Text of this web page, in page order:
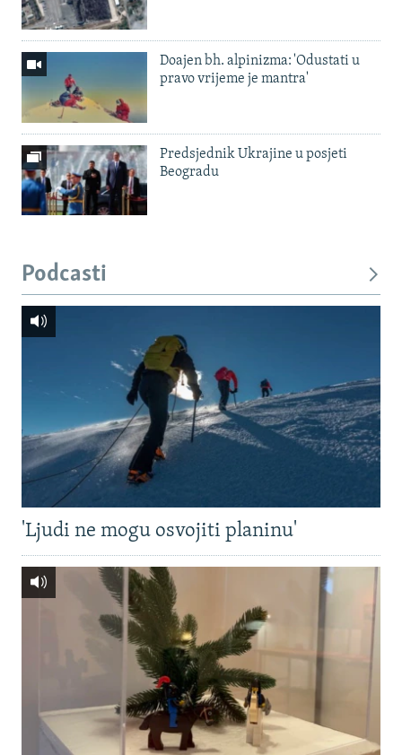
Doajen bh. alpinizma: 'Odustati u
pravo vrijeme je mantra'
Predsjednik Ukrajine u posjeti
Beogradu
Podcasti
'Ljudi ne mogu osvojiti planinu'